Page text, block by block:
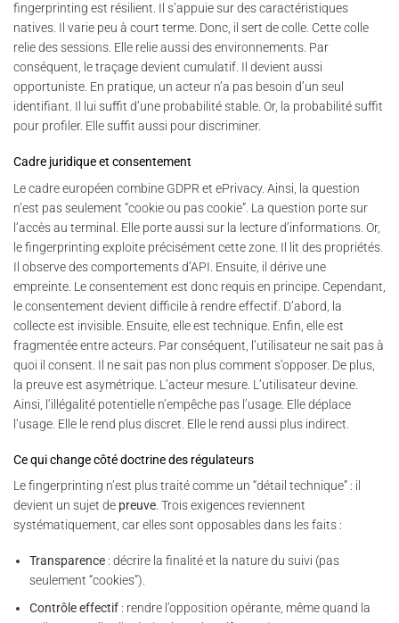
fingerprinting est résilient. Il s’appuie sur des caractéristiques
natives. Il varie peu à court terme. Donc, il sert de colle. Cette colle
relie des sessions. Elle relie aussi des environnements. Par
conséquent, le traçage devient cumulatif. Il devient aussi
opportuniste. En pratique, un acteur n’a pas besoin d’un seul
identifiant. Il lui suffit d’une probabilité stable. Or, la probabilité suffit
pour profiler. Elle suffit aussi pour discriminer.
Cadre juridique et consentement
Le cadre européen combine GDPR et ePrivacy. Ainsi, la question
n’est pas seulement “cookie ou pas cookie”. La question porte sur
l’accès au terminal. Elle porte aussi sur la lecture d’informations. Or,
le fingerprinting exploite précisément cette zone. Il lit des propriétés.
Il observe des comportements d’API. Ensuite, il dérive une
empreinte. Le consentement est donc requis en principe. Cependant,
le consentement devient difficile à rendre effectif. D’abord, la
collecte est invisible. Ensuite, elle est technique. Enfin, elle est
fragmentée entre acteurs. Par conséquent, l’utilisateur ne sait pas à
quoi il consent. Il ne sait pas non plus comment s’opposer. De plus,
la preuve est asymétrique. L’acteur mesure. L’utilisateur devine.
Ainsi, l’illégalité potentielle n’empêche pas l’usage. Elle déplace
l’usage. Elle le rend plus discret. Elle le rend aussi plus indirect.
Ce qui change côté doctrine des régulateurs
Le fingerprinting n’est plus traité comme un “détail technique” : il
devient un sujet de preuve . Trois exigences reviennent
systématiquement, car elles sont opposables dans les faits :
Transparence : décrire la finalité et la nature du suivi (pas
seulement “cookies”).
Contrôle effectif : rendre l’opposition opérante, même quand la